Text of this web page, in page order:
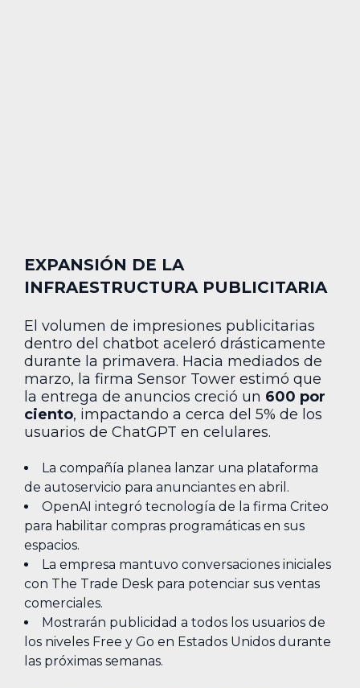
EXPANSIÓN DE LA
INFRAESTRUCTURA PUBLICITARIA
El volumen de impresiones publicitarias
dentro del chatbot aceleró drásticamente
durante la primavera. Hacia mediados de
marzo, la firma Sensor Tower estimó que
la entrega de anuncios creció un 600 por
ciento, impactando a cerca del 5% de los
usuarios de ChatGPT en celulares.
La compañía planea lanzar una plataforma
de autoservicio para anunciantes en abril.
OpenAI integró tecnología de la firma Criteo
para habilitar compras programáticas en sus
espacios.
La empresa mantuvo conversaciones iniciales
con The Trade Desk para potenciar sus ventas
comerciales.
Mostrarán publicidad a todos los usuarios de
los niveles Free y Go en Estados Unidos durante
las próximas semanas.